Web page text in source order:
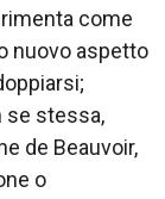
come
nuovo aspetto
se stessa,
de Beauvoir,
o